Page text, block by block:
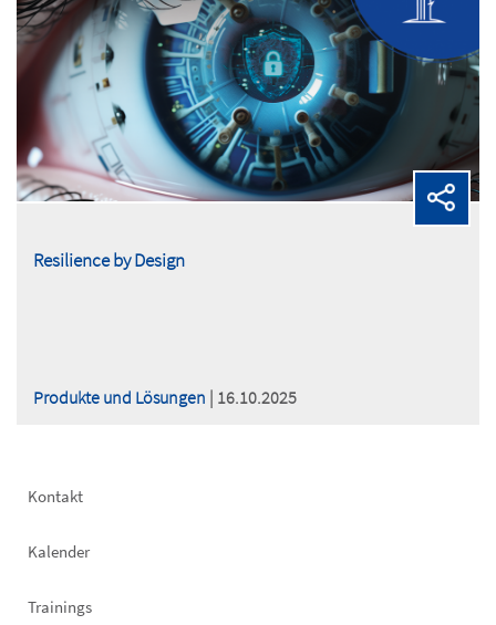
Resilience by Design
Produkte und Lösungen | 16.10.2025
Footer
Kontakt
Kalender
Trainings